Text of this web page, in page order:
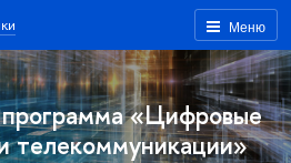
Меню
программа «Цифровые
телекоммуникации»